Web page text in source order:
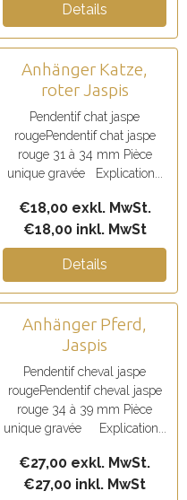
Details
Anhänger Katze,
roter Jaspis
Pendentif chat jaspe
rougePendentif chat jaspe
rouge 31 à 34 mm Pièce
unique gravée Explication...
€18,00 exkl. MwSt.
€18,00 inkl. MwSt
Details
Anhänger Pferd,
Jaspis
Pendentif cheval jaspe
rougePendentif cheval jaspe
rouge 34 à 39 mm Pièce
unique gravée Explication...
€27,00 exkl. MwSt.
€27,00 inkl. MwSt